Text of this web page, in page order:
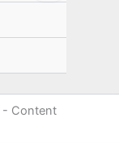
- Content